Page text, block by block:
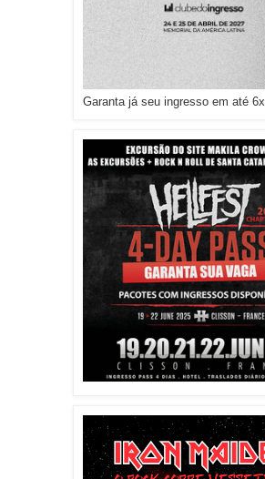
Garanta já seu ingresso em até 6x